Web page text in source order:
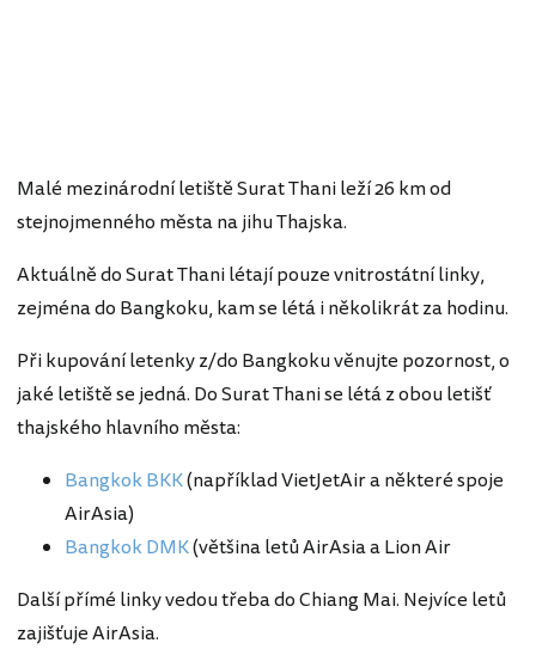
Malé mezinárodní letiště Surat Thani leží 26 km od
stejnojmenného města na jihu Thajska.
Aktuálně do Surat Thani létají pouze vnitrostátní linky,
zejména do Bangkoku, kam se létá i několikrát za hodinu.
Při kupování letenky z/do Bangkoku věnujte pozornost, o
jaké letiště se jedná. Do Surat Thani se létá z obou letišť
thajského hlavního města:
Bangkok BKK(například VietJetAir a některé spoje
AirAsia)
Bangkok DMK(většina letů AirAsia a Lion Air
Další přímé linky vedou třeba do Chiang Mai. Nejvíce letů
zajišťuje AirAsia.